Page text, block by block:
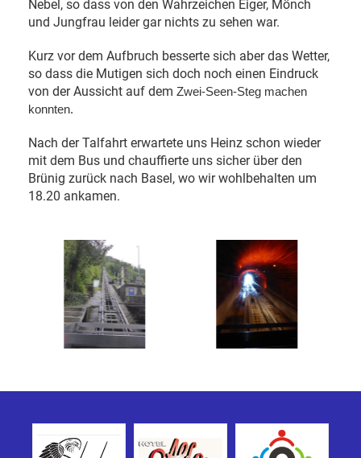
Nebel, so dass von den Wahrzeichen Eiger, Mönch
und Jungfrau leider gar nichts zu sehen war.
Kurz vor dem Aufbruch besserte sich aber das Wetter,
so dass die Mutigen sich doch noch einen Eindruck
von der Aussicht auf dem Zwei-Seen-Steg machen
konnten.
Nach der Talfahrt erwartete uns Heinz schon wieder
mit dem Bus und chauffierte uns sicher über den
Brünig zurück nach Basel, wo wir wohlbehalten um
18.20 ankamen.